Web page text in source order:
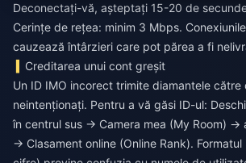
Deconectați-vă, așteptați 15-20 de
Cerințe de rețea: minim 3 Mbps.
cauzează întârzieri care pot părea a fi
Creditarea unui cont greșit
Un ID IMO incorect trimite diamantele către
neintenționați. Pentru a vă găsi ID-ul:
în centrul sus → Camera mea (My Room) →
→ Clasament online (Online Rank).